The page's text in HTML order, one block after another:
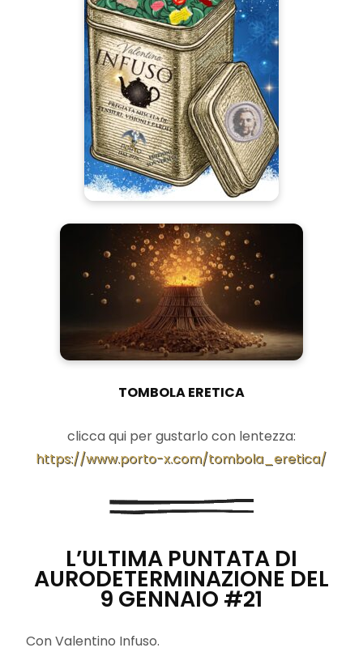
TOMBOLA ERETICA
clicca qui per gustarlo con lentezza:
https://www.porto-x.com/tombola_eretica/
L’ULTIMA PUNTATA DI
AURODETERMINAZIONE DEL
9 GENNAIO #21
Con Valentino Infuso.